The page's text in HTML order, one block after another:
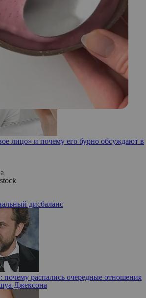
это чревато и как улучшить свое
лицо» и почему его бурно обсуждают в
дисбаланс
почему распались очередные отношения
Джексона